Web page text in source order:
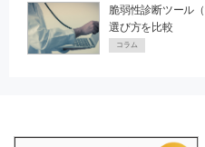
脆弱性診断ツール
選び方を比較
コラム